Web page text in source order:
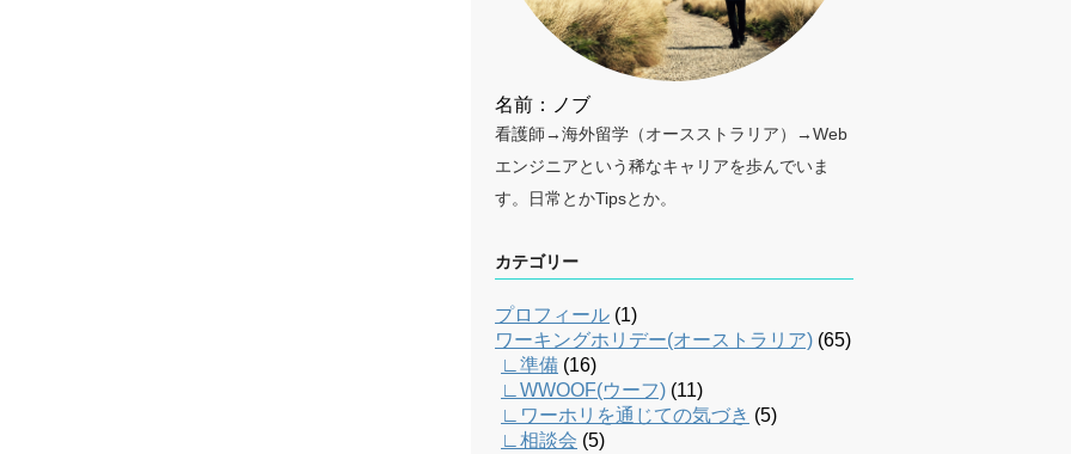
名前：ノブ
看護師→海外留学（オースストラリア）→Web
エンジニアという稀なキャリアを歩んでいま
す。日常とかTipsとか。
カテゴリー
プロフィール (1)
ワーキングホリデー(オーストラリア) (65)
∟準備 (16)
∟WWOOF(ウーフ) (11)
∟ワーホリを通じての気づき (5)
∟相談会 (5)